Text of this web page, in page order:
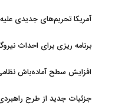
آمریکا تحریم‌های جدیدی
برنامه ریزی برای احداث
افزایش سطح آماده‌باش
جزئیات جدید از طرح